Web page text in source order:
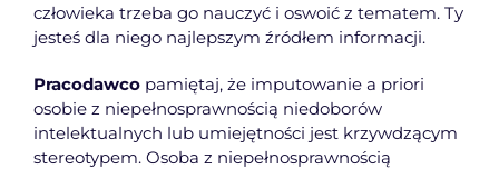
człowieka trzeba go nauczyć i oswoić z tematem. Ty
jesteś dla niego najlepszym źródłem informacji.
Pracodawco pamiętaj, że imputowanie a priori
osobie z niepełnosprawnością niedoborów
intelektualnych lub umiejętności jest krzywdzącym
stereotypem. Osoba z niepełnosprawnością